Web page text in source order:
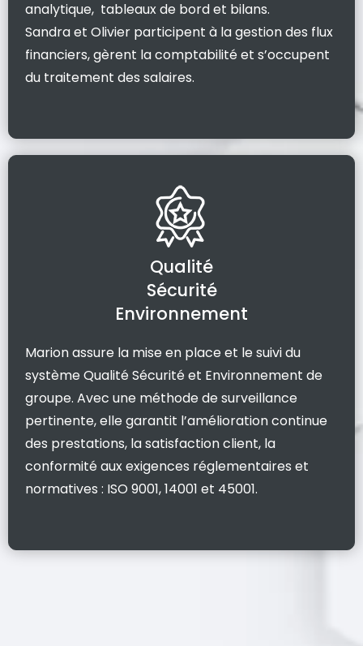
analytique, tableaux de bord et bilans.
Sandra et Olivier participent à la gestion des flux
financiers, gèrent la comptabilité et s’occupent
du traitement des salaires.
Qualité
Sécurité
Environnement
Marion assure la mise en place et le suivi du
système Qualité Sécurité et Environnement de
groupe. Avec une méthode de surveillance
pertinente, elle garantit l’amélioration continue
des prestations, la satisfaction client, la
conformité aux exigences réglementaires et
normatives : ISO 9001, 14001 et 45001.